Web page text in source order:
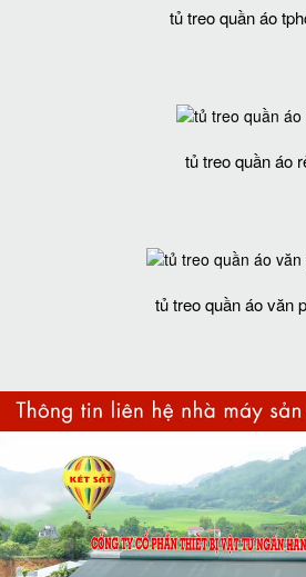
tủ treo quần áo
tủ treo quần áo
tủ treo quần áo văn